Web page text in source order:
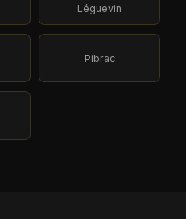
Léguevin
Pibrac